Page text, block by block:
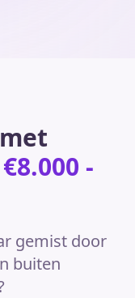
€8.000 -
gemist door
buiten